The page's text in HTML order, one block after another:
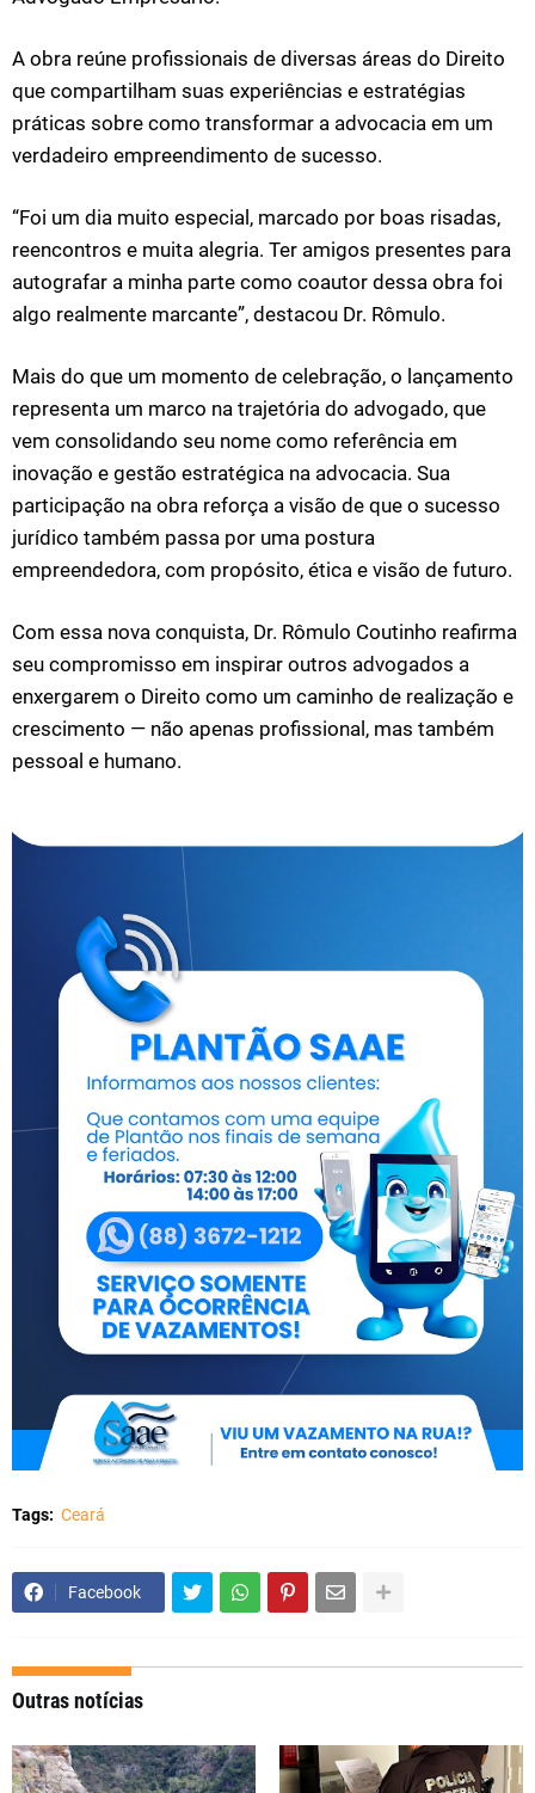
A obra reúne profissionais de diversas áreas do Direito
que compartilham suas experiências e estratégias
práticas sobre como transformar a advocacia em um
verdadeiro empreendimento de sucesso.
“Foi um dia muito especial, marcado por boas risadas,
reencontros e muita alegria. Ter amigos presentes para
autografar a minha parte como coautor dessa obra foi
algo realmente marcante”, destacou Dr. Rômulo.
Mais do que um momento de celebração, o lançamento
representa um marco na trajetória do advogado, que
vem consolidando seu nome como referência em
inovação e gestão estratégica na advocacia. Sua
participação na obra reforça a visão de que o sucesso
jurídico também passa por uma postura
empreendedora, com propósito, ética e visão de futuro.
Com essa nova conquista, Dr. Rômulo Coutinho reafirma
seu compromisso em inspirar outros advogados a
enxergarem o Direito como um caminho de realização e
crescimento — não apenas profissional, mas também
pessoal e humano.
Tags: Ceará
Facebook
Outras notícias